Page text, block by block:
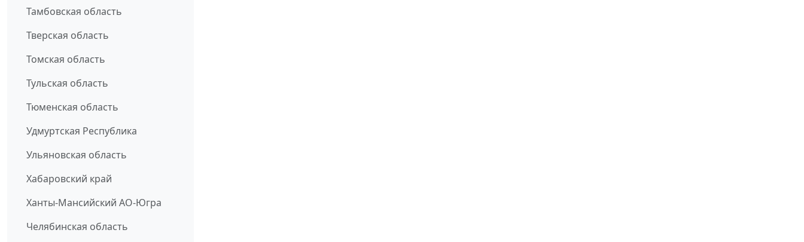
Тамбовская область
Тверская область
Томская область
Тульская область
Тюменская область
Удмуртская Республика
Ульяновская область
Хабаровский край
Ханты-Мансийский АО-Югра
Челябинская область